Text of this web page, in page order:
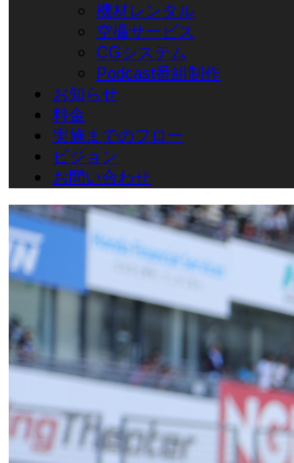
機材レンタル
空撮サービス
CGシステム
Podcast番組制作
お知らせ
料金
実施までのフロー
ビジョン
お問い合わせ